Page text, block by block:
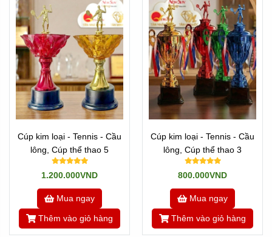
-->Mẫu Cúp kim loại
-->Các mẫu Cúp nhựa
Hoặc quay Về trang chủ , hoặc tìn hiểuVề chúng tôi
---//---
Newsun Tân Nhật Minh - Vua quà việt
Hotline: Zalo 0901460008
By:Tannhatminh.com
Cúp kim loại - Tennis - Cầu
lông, Cúp thể thao 5
1.200.000VND
Mua ngay
Thêm vào giỏ hàng
Cúp kim loại - Tennis - Cầu
lông, Cúp thể thao 3
800.000VND
Mua ngay
Thêm vào giỏ hàng